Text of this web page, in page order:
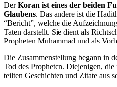
DerKoran ist eines der beiden
Glaubens. Das andere ist die
“Bericht”, welche die
Taten darstellt. Sie dient als
Propheten Muhammad und als
Die Zusammenstellung begann in
Tod des Propheten. Diejenigen, die
teilten Geschichten und Zitate aus